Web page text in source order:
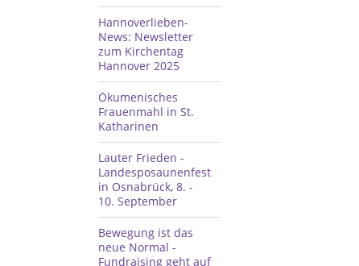
Hannoverlieben-
News: Newsletter
zum Kirchentag
Hannover 2025
Ökumenisches
Frauenmahl in St.
Katharinen
Lauter Frieden -
Landesposaunenfest
in Osnabrück, 8. -
10. September
Bewegung ist das
neue Normal -
Fundraising geht auf